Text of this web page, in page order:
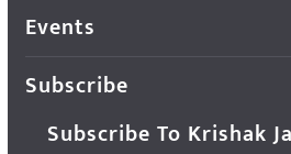
Events
Subscribe
Subscribe To Krishak